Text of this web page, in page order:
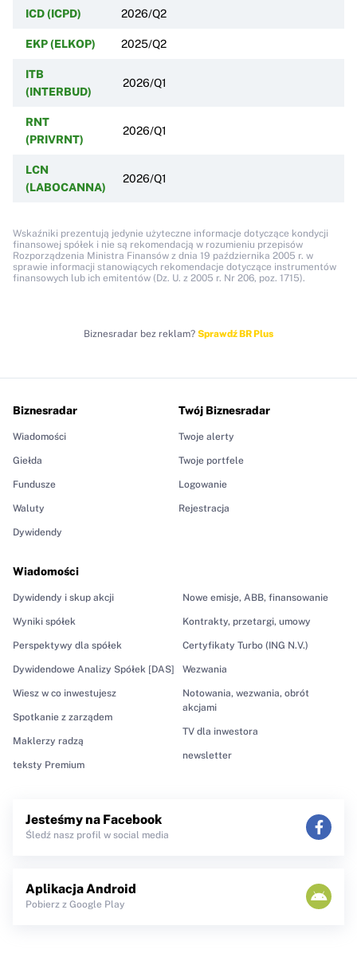
ICD (ICPD) 2026/Q2
EKP (ELKOP) 2025/Q2
ITB
(INTERBUD)
2026/Q1
RNT
(PRIVRNT)
2026/Q1
LCN
(LABOCANNA)
2026/Q1
Wskaźniki prezentują jedynie użyteczne informacje dotyczące kondycji
finansowej spółek i nie są rekomendacją w rozumieniu przepisów
Rozporządzenia Ministra Finansów z dnia 19 października 2005 r. w
sprawie informacji stanowiących rekomendacje dotyczące instrumentów
finansowych lub ich emitentów (Dz. U. z 2005 r. Nr 206, poz. 1715).
Biznesradar bez reklam? Sprawdź BR Plus
Biznesradar
Wiadomości
Giełda
Fundusze
Waluty
Dywidendy
Wiadomości
Dywidendy i skup akcji
Wyniki spółek
Perspektywy dla spółek
Dywidendowe Analizy Spółek [DAS]
Wiesz w co inwestujesz
Spotkanie z zarządem
Maklerzy radzą
teksty Premium
Nowe emisje, ABB, finansowanie
Kontrakty, przetargi, umowy
Certyfikaty Turbo (ING N.V.)
Wezwania
Notowania, wezwania, obrót
akcjami
TV dla inwestora
newsletter
Twój Biznesradar
Twoje alerty
Twoje portfele
Logowanie
Rejestracja
Jesteśmy na Facebook
Śledź nasz profil w social media
Aplikacja Android
Pobierz z Google Play